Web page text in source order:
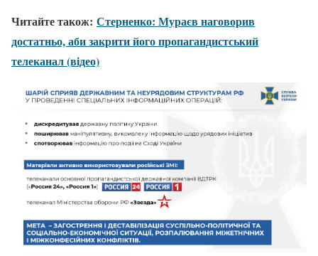
Читайте також: Стерненко: Мураєв наговорив
достатньо, аби закрити його пропагандистський
телеканал (відео)